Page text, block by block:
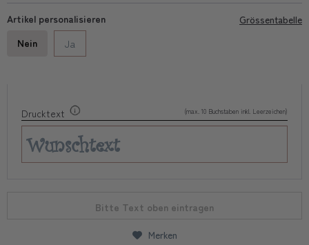
Grössentabelle
Artikel personalisieren
Nein
Ja
Drucktext (max. 10 Buchstaben inkl. Leerzeichen)
Bitte Text oben eintragen
Merken